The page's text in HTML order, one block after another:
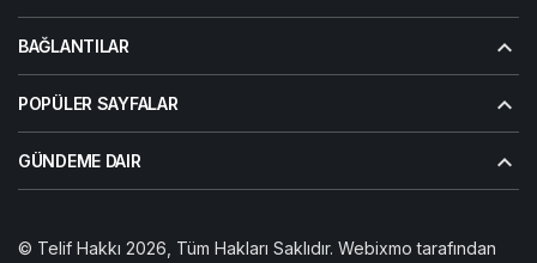
BAĞLANTILAR
POPÜLER SAYFALAR
GÜNDEME DAIR
© Telif Hakkı 2026, Tüm Hakları Saklıdır. Webixmo tarafından